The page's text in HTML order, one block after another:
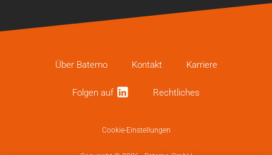
Über Batemo Kontakt Karriere
Folgen auf Recht­li­ches
Cookie-Einstellungen